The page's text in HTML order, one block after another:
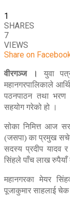
1
SHARES
7
VIEWS
Share on
वीरगञ्ज ।
युवा
महानगरपालिकाले
पठनपाठन तथा भरण
सहयोग गरेको हो ।
सोका निमित्त आज
(जसपा) का प्रमुख
सदस्य प्रदीप यादव
सिंहले पाँच लाख रुपैयाँ
महानगरका मेयर
पूजाकुमार साहलाई चेक